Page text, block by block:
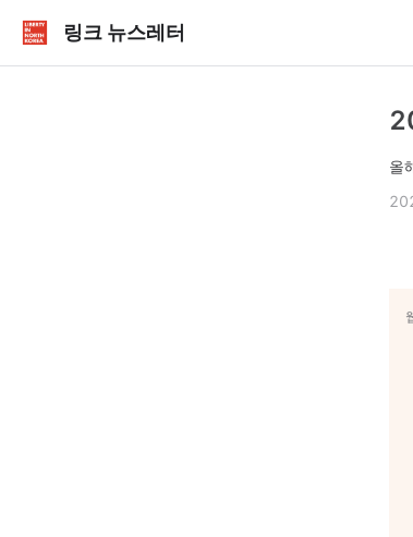
링크 뉴스레터
올